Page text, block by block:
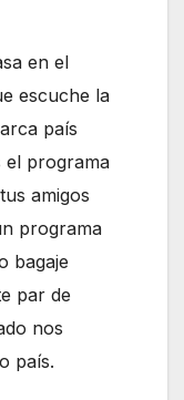
en el
escuche la
país
el programa
amigos
programa
bagaje
par de
nos
país.